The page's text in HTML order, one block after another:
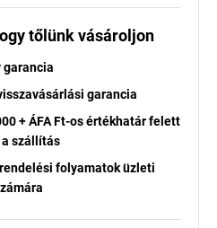
tőlünk vásároljon
garancia
garancia
+ ÁFA Ft-os értékhatár felett
szállítás
folyamatok üzleti